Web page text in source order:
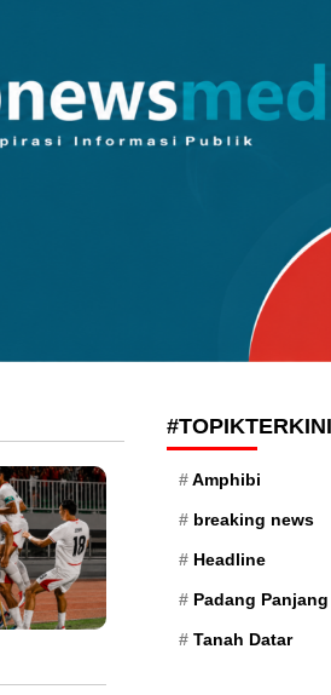
#TOPIKTERKINI
Amphibi
breaking news
Headline
Padang Panjang
Tanah Datar